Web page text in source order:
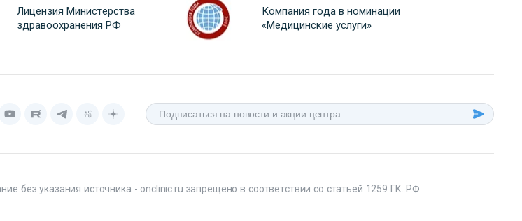
Лицензия Министерства
здравоохранения РФ
Компания года в номинации
«Медицинские услуги»
без указания источника - onclinic.ru запрещено в соответствии со статьей 1259 ГК. РФ.